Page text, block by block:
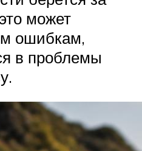
может
ошибкам,
в проблемы